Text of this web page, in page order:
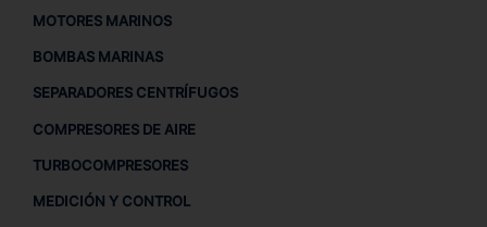
MOTORES MARINOS
BOMBAS MARINAS
SEPARADORES CENTRÍFUGOS
COMPRESORES DE AIRE
TURBOCOMPRESORES
MEDICIÓN Y CONTROL